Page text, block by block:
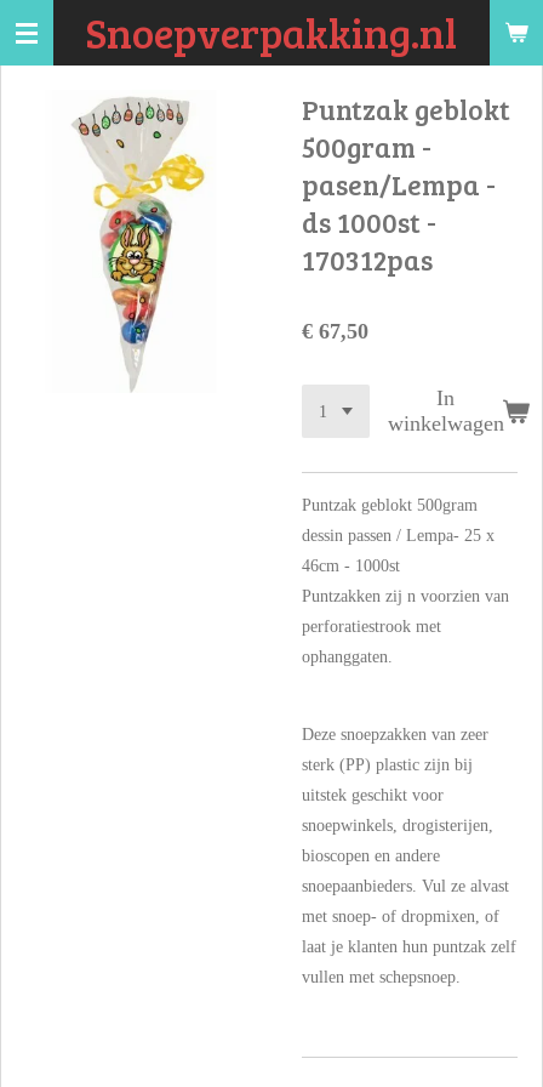
Ga
hoofdinhoud
Snoepverpakking.nl
Puntzak geblokt
500gram -
pasen/Lempa -
ds 1000st -
170312pas
€ 67,50
In
winkelwagen
Puntzak geblokt 500gram
dessin passen / Lempa- 25 x
46cm - 1000st
Puntzakken zij n voorzien van
perforatiestrook met
ophanggaten.
Deze snoepzakken van zeer
sterk (PP) plastic zijn bij
uitstek geschikt voor
snoepwinkels, drogisterijen,
bioscopen en andere
snoepaanbieders. Vul ze alvast
met snoep- of dropmixen, of
laat je klanten hun puntzak zelf
vullen met schepsnoep.